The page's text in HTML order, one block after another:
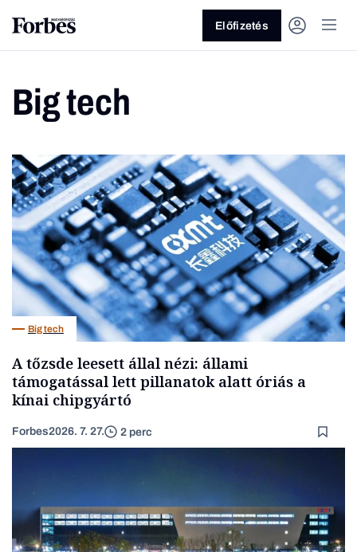
Vagy fedezze fel a következő
témákat
Üzlet Pénz Zöld Legyél jobb!
Előfizetés
Big tech
Big tech
A tőzsde leesett állal nézi: állami
támogatással lett pillanatok alatt óriás a
kínai chipgyártó
Forbes2026. 7. 27. 2 perc